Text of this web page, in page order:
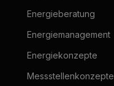
Energieberatung
Energiemanagement
Energiekonzepte
Messstellenkonzepte